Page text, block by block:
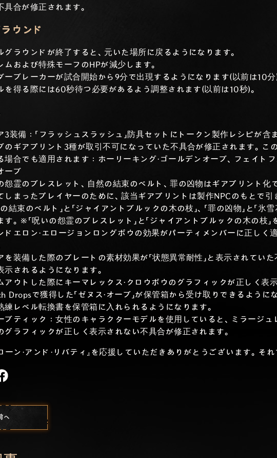
具合が修正されます。
ウンド
グラウンドが終了すると、元いた場所に戻るようになります。
ムおよび特殊モーフのHPが減少します。
ーブレーカーが試合開始から9分で出現するようになります(以前は10分
を得る際には60秒待つ必要があるよう調整されます(以前は10秒)。
3装備：「フラッシュスラッシュ」防具セットにトークン製作レシピが含
のギアプリント3種が取引不可になっていた不具合が修正されます。こ
場合でも適用されます：ホーリーキング・ゴールデンオーブ、フェイトフ
ーブ
怨霊のブレスレット、自然の結束のベルト、罪の凶物はギアプリント化
しまったプレイヤーのために、該当ギアプリントは製作NPCのもとで引
の結束のベルト」と「ジャイアントブルックの木の枝」、「罪の凶物」と「
す。※「呪いの怨霊のブレスレット」と「ジャイアントブルックの木の枝
ドエロン・エロージョンロングボウの効果がパーティメンバーに正しく
を装備した際のプレートの素材効果が「状態異常耐性」と表示されていた
示されるようになります。
アウトした際にキーマレックス・クロウボウのグラフィックが正しく表
Dropsで獲得した「ゼヌス・オーブ」が保管箱から受け取りできるように
練レベル転換書を保管箱に入れられるようになります。
ブティック：女性のキャラクターモデルを使用していると、ミラージュ
グラフィックが正しく表示されない不具合が修正されます。
ーン・アンド・リバティ』を応援していただきありがとうございます。そ
へ